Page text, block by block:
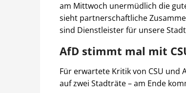
am Mittwoch unermüdlich die
sieht partnerschaftliche
sind Dienstleister für unsere
AfD stimmt mal mit
Für erwartete Kritik von CSU
auf zwei Stadträte – am Ende